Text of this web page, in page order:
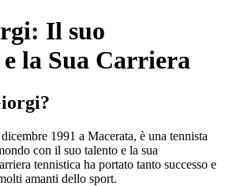
Il suo
la Sua Carriera
1991 a Macerata, è una tennista
con il suo talento e la sua
tennistica ha portato tanto successo e
amanti dello sport.